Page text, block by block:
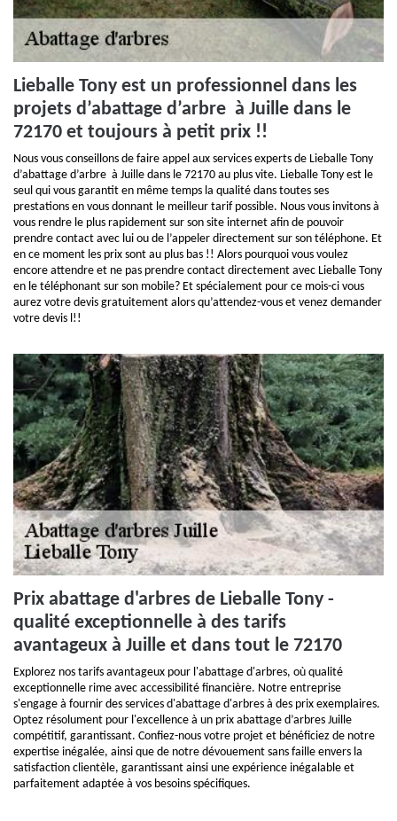
Lieballe Tony est un professionnel dans les
projets d’abattage d’arbre à Juille dans le
72170 et toujours à petit prix !!
Nous vous conseillons de faire appel aux services experts de Lieballe Tony
d’abattage d’arbre à Juille dans le 72170 au plus vite. Lieballe Tony est le
seul qui vous garantit en même temps la qualité dans toutes ses
prestations en vous donnant le meilleur tarif possible. Nous vous invitons à
vous rendre le plus rapidement sur son site internet afin de pouvoir
prendre contact avec lui ou de l’appeler directement sur son téléphone. Et
en ce moment les prix sont au plus bas !! Alors pourquoi vous voulez
encore attendre et ne pas prendre contact directement avec Lieballe Tony
en le téléphonant sur son mobile? Et spécialement pour ce mois-ci vous
aurez votre devis gratuitement alors qu’attendez-vous et venez demander
votre devis l!!
Prix abattage d'arbres de Lieballe Tony -
qualité exceptionnelle à des tarifs
avantageux à Juille et dans tout le 72170
Explorez nos tarifs avantageux pour l'abattage d'arbres, où qualité
exceptionnelle rime avec accessibilité financière. Notre entreprise
s'engage à fournir des services d'abattage d'arbres à des prix exemplaires.
Optez résolument pour l'excellence à un prix abattage d’arbres Juille
compétitif, garantissant. Confiez-nous votre projet et bénéficiez de notre
expertise inégalée, ainsi que de notre dévouement sans faille envers la
satisfaction clientèle, garantissant ainsi une expérience inégalable et
parfaitement adaptée à vos besoins spécifiques.